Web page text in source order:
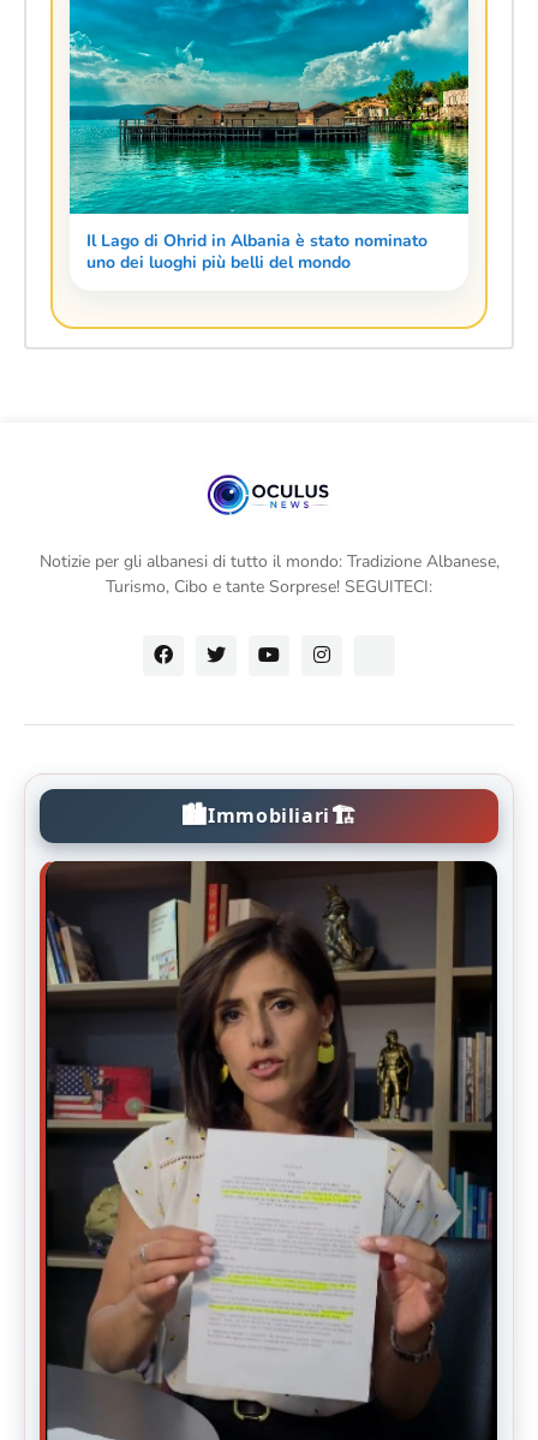
Il Lago di Ohrid in Albania è stato nominato
uno dei luoghi più belli del mondo
Notizie per gli albanesi di tutto il mondo: Tradizione Albanese,
Turismo, Cibo e tante Sorprese! SEGUITECI:
🏙️Immobiliari🏗️